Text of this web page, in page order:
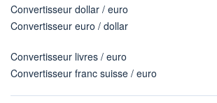
Convertisseur dollar / euro
Convertisseur euro / dollar
Convertisseur livres / euro
Convertisseur franc suisse / euro